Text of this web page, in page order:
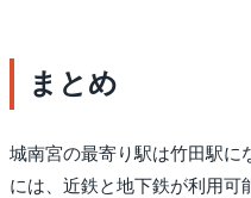
まとめ
城南宮の最寄り駅は竹田駅に
には、近鉄と地下鉄が利用可